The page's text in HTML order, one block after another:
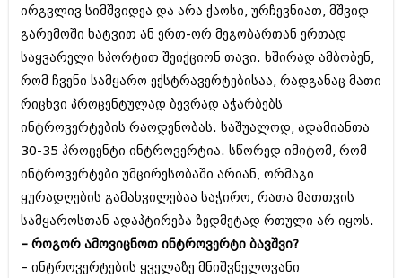
არქივი
აგვისტო 2018 (162)
ივნისი 2018 (244)
მაისი 2018 (211)
აპრილი 2018 (194)
მარტი 2018 (256)
თებერვალი 2018 (208)
იანვარი 2018 (215)
დეკემბერი 2017 (243)
ნოემბერი 2017 (212)
ოქტომბერი 2017 (231)
სექტემბერი 2017 (261)
აგვისტო 2017 (212)
სექტემბერი 2020 (204)
აგვისტო 2020 (249)
ივნისი 2020 (249)
არქივის ზომის ნახვა
ირგვლივ სიმშვიდეა და არა ქაოსი, ურჩევნიათ, მშვიდ
გარემოში ხატვით ან ერთ-ორ მეგობართან ერთად
საყვარელი სპორტით შეიქციონ თავი. ხშირად ამბობენ,
რომ ჩვენი სამყარო ექსტრავერტებისაა, რადგანაც მათი
რიცხვი პროცენტულად ბევრად აჭარბებს
ინტროვერტების რაოდენობას. საშუალოდ, ადამიანთა
30-35 პროცენტი ინტროვერტია. სწორედ იმიტომ, რომ
ინტროვერტები უმცირესობაში არიან, ორმაგი
ყურადღების გამახვილებაა საჭირო, რათა მათთვის
სამყაროსთან ადაპტირება ზედმეტად რთული არ იყოს.
– როგორ ამოვიცნოთ ინტროვერტი ბავშვი?
– ინტროვერტების ყველაზე მნიშვნელოვანი